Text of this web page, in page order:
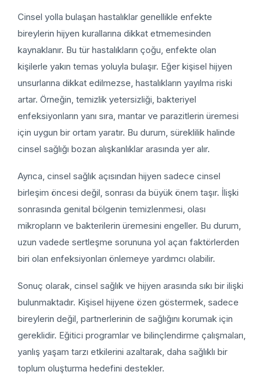
Cinsel yolla bulaşan hastalıklar genellikle enfekte
bireylerin hijyen kurallarına dikkat etmemesinden
kaynaklanır. Bu tür hastalıkların çoğu, enfekte olan
kişilerle yakın temas yoluyla bulaşır. Eğer kişisel hijyen
unsurlarına dikkat edilmezse, hastalıkların yayılma riski
artar. Örneğin, temizlik yetersizliği, bakteriyel
enfeksiyonların yanı sıra, mantar ve parazitlerin üremesi
için uygun bir ortam yaratır. Bu durum, süreklilik halinde
cinsel sağlığı bozan alışkanlıklar arasında yer alır.
Ayrıca, cinsel sağlık açısından hijyen sadece cinsel
birleşim öncesi değil, sonrası da büyük önem taşır. İlişki
sonrasında genital bölgenin temizlenmesi, olası
mikropların ve bakterilerin üremesini engeller. Bu durum,
uzun vadede sertleşme sorununa yol açan faktörlerden
biri olan enfeksiyonları önlemeye yardımcı olabilir.
Sonuç olarak, cinsel sağlık ve hijyen arasında sıkı bir ilişki
bulunmaktadır. Kişisel hijyene özen göstermek, sadece
bireylerin değil, partnerlerinin de sağlığını korumak için
gereklidir. Eğitici programlar ve bilinçlendirme çalışmaları,
yanlış yaşam tarzı etkilerini azaltarak, daha sağlıklı bir
toplum oluşturma hedefini destekler.